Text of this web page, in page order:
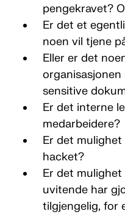
pengekravet?
Er det et
noen vil tjene
Eller er det
sensitive
Er det interne
medarbeidere?
Er det
hacket?
Er det
uvitende har
tilgjengelig, for